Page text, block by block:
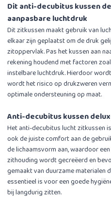
Dit anti-decubitus kussen
aanpasbare luchtdruk
Dit zitkussen maakt gebruik van
elkaar zijn geplaatst om de druk
zitoppervlak. Pas het kussen aan
rekening houdend met factoren
instelbare luchtdruk. Hierdoor
wordt het risico op drukzweren
optimale ondersteuning op maat.
Anti-decubitus kussen
Het anti-decubitus lucht zitkussen
ook de juiste comfort aan de
de lichaamsvorm aan, waardoor
zithouding wordt gecreëerd en
gemaakt van duurzame materialen
essentieel is voor een goede
bij langdurig zitten.